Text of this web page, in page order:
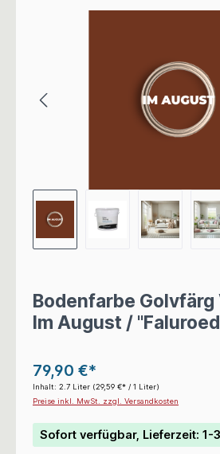
Bodenfarbe Golvfärg
Im August /
79,90 €*
Inhalt: 2.7 Liter (29,59 €* / 1 Liter)
Preise inkl. MwSt. zzgl. Versandkosten
Sofort verfügbar, Lieferzeit: 1-